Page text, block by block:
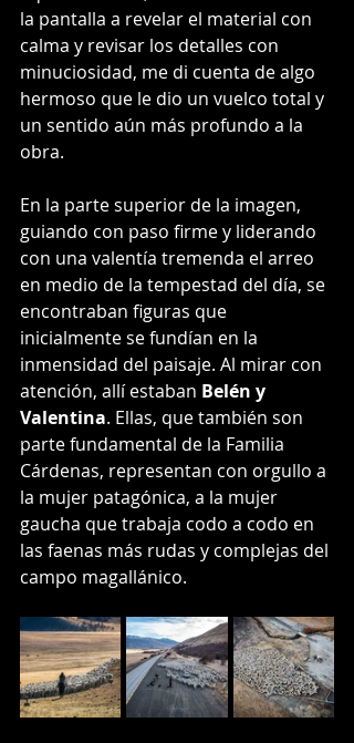
la pantalla a revelar el material con
calma y revisar los detalles con
minuciosidad, me di cuenta de algo
hermoso que le dio un vuelco total y
un sentido aún más profundo a la
obra.
En la parte superior de la imagen,
guiando con paso firme y liderando
con una valentía tremenda el arreo
en medio de la tempestad del día, se
encontraban figuras que
inicialmente se fundían en la
inmensidad del paisaje. Al mirar con
atención, allí estaban Belén y
Valentina. Ellas, que también son
parte fundamental de la Familia
Cárdenas, representan con orgullo a
la mujer patagónica, a la mujer
gaucha que trabaja codo a codo en
las faenas más rudas y complejas del
campo magallánico.